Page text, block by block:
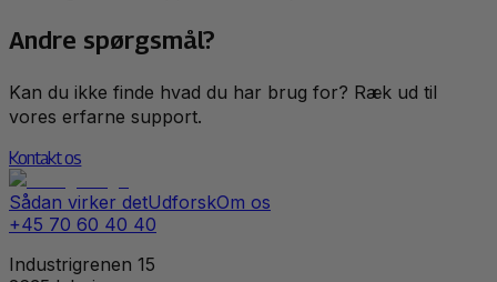
Andre spørgsmål?
Kan du ikke finde hvad du har brug for? Ræk ud til
vores erfarne support.
Kontakt os
Sådan virker detUdforskOm os
+45 70 60 40 40
Industrigrenen 15